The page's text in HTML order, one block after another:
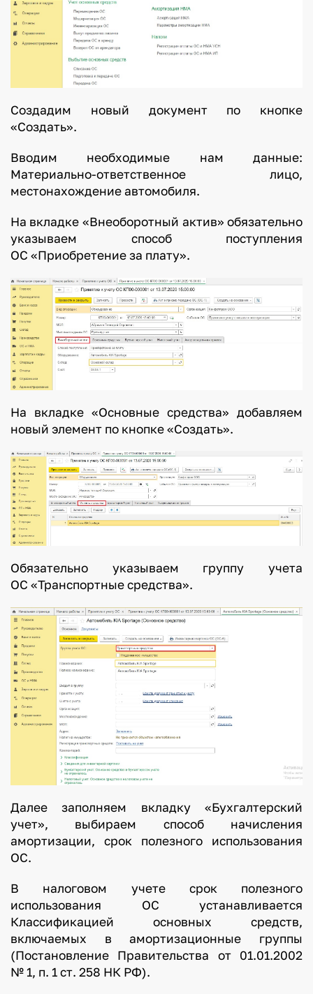
Создадим новый документ по кнопке
«Создать».
Вводим необходимые нам данные:
Материально-ответственное лицо,
местонахождение автомобиля.
На вкладке «Внеоборотный актив» обязательно
указываем способ поступления
ОС «Приобретение за плату».
На вкладке «Основные средства» добавляем
новый элемент по кнопке «Создать».
Обязательно указываем группу учета
ОС «Транспортные средства».
Далее заполняем вкладку «Бухгалтерский
учет», выбираем способ начисления
амортизации, срок полезного использования
ОС.
В налоговом учете срок полезного
использования ОС устанавливается
Классификацией основных средств,
включаемых в амортизационные группы
(Постановление Правительства от 01.01.2002
№ 1, п. 1 ст. 258 НК РФ).